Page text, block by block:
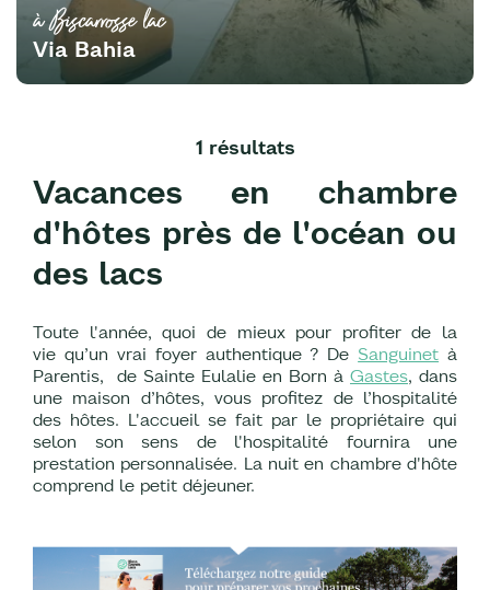
à Biscarrosse lac
Via Bahia
1 résultats
Vacances en chambre
d'hôtes près de l'océan ou
des lacs
Toute l'année, quoi de mieux pour profiter de la
vie qu’un vrai foyer authentique ? De Sanguinet à
Parentis, de Sainte Eulalie en Born à Gastes, dans
une maison d’hôtes, vous profitez de l’hospitalité
des hôtes. L'accueil se fait par le propriétaire qui
selon son sens de l'hospitalité fournira une
prestation personnalisée. La nuit en chambre d'hôte
comprend le petit déjeuner.